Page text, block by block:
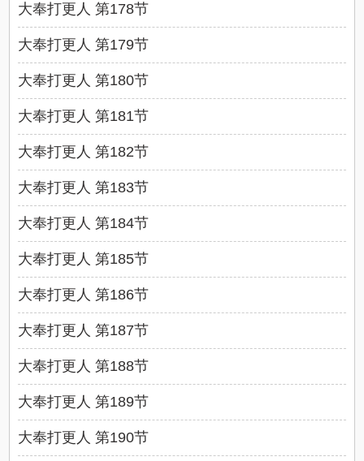
大奉打更人 第178节
大奉打更人 第179节
大奉打更人 第180节
大奉打更人 第181节
大奉打更人 第182节
大奉打更人 第183节
大奉打更人 第184节
大奉打更人 第185节
大奉打更人 第186节
大奉打更人 第187节
大奉打更人 第188节
大奉打更人 第189节
大奉打更人 第190节